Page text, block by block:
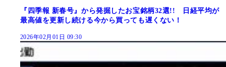
『四季報 新春号』から発掘したお宝銘柄32選!! 日経平均が
最高値を更新し続ける今から買っても遅くない！
2026年02月01日 09:30